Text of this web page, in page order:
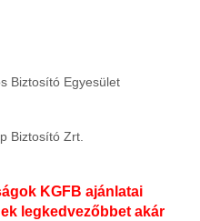
Biztosító Egyesület
Biztosító Zrt.
KGFB ajánlatai
legkedvezőbbet akár